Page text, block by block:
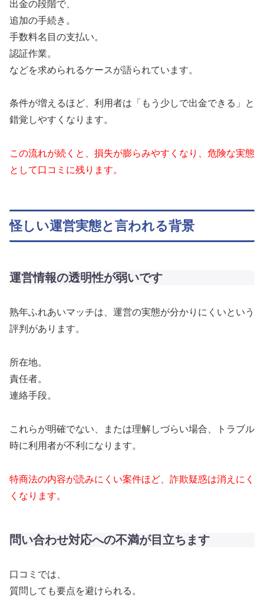
出金の段階で、
追加の手続き。
手数料名目の支払い。
認証作業。
などを求められるケースが語られています。
条件が増えるほど、利用者は「もう少しで出金できる」と
錯覚しやすくなります。
この流れが続くと、損失が膨らみやすくなり、危険な実態
として口コミに残ります。
怪しい運営実態と言われる背景
運営情報の透明性が弱いです
熟年ふれあいマッチは、運営の実態が分かりにくいという
評判があります。
所在地。
責任者。
連絡手段。
これらが明確でない、または理解しづらい場合、トラブル
時に利用者が不利になります。
特商法の内容が読みにくい案件ほど、詐欺疑惑は消えにく
くなります。
問い合わせ対応への不満が目立ちます
口コミでは、
質問しても要点を避けられる。